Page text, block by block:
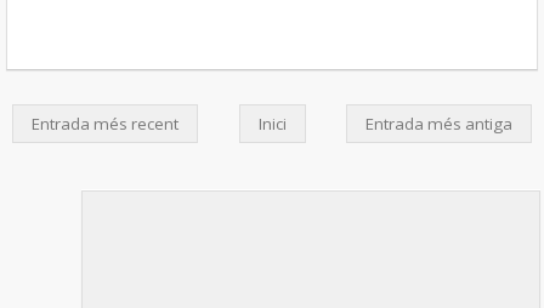
Entrada més recent Entrada més antiga
Inici